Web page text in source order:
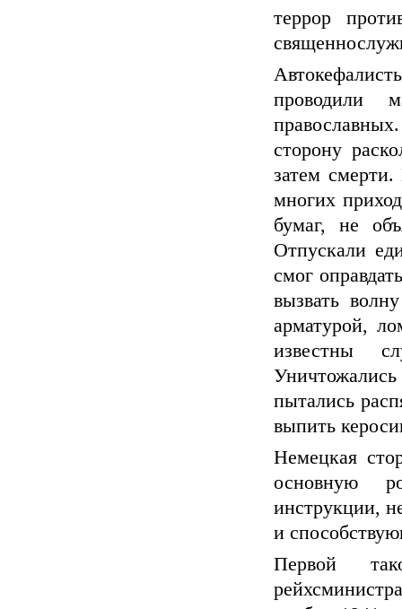
террор
проводили
сторону
затем
многих
бумаг, не
Отпускали
смог
вызвать
арматурой,
известны
пытались
выпить
Немецкая
основную
инструкции,
и
Первой